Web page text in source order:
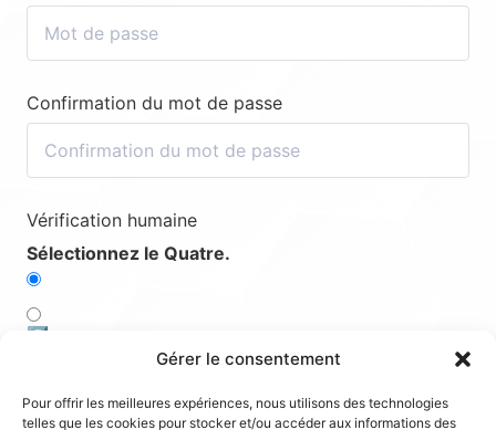
Gérer le consentement
Pour offrir les meilleures expériences, nous utilisons des technologies
telles que les cookies pour stocker et/ou accéder aux informations des
Confirmation du mot de passe
Vérification humaine
Sélectionnez le Quatre.
5️⃣